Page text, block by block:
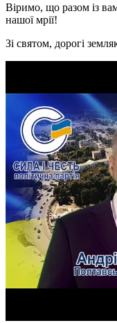
Віримо, що разом із
нашої мрії!
Зі святом, дорогі